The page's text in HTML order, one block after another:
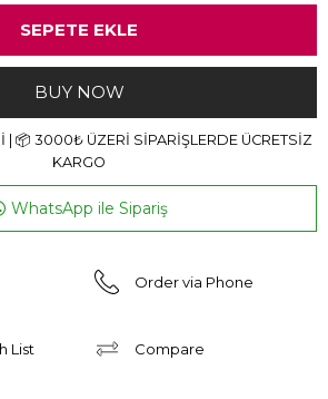
WhatsApp ile Sipariş
Order via Phone
List Compare